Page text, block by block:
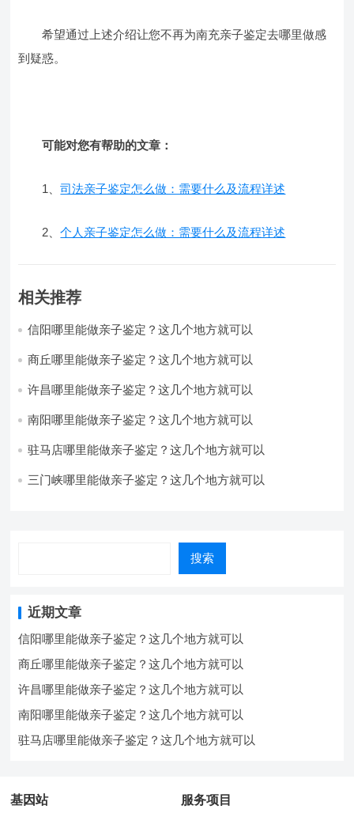
希望通过上述介绍让您不再为南充亲子鉴定去哪里做感
到疑惑。
可能对您有帮助的文章：
1、司法亲子鉴定怎么做：需要什么及流程详述
2、个人亲子鉴定怎么做：需要什么及流程详述
相关推荐
信阳哪里能做亲子鉴定？这几个地方就可以
商丘哪里能做亲子鉴定？这几个地方就可以
许昌哪里能做亲子鉴定？这几个地方就可以
南阳哪里能做亲子鉴定？这几个地方就可以
驻马店哪里能做亲子鉴定？这几个地方就可以
三门峡哪里能做亲子鉴定？这几个地方就可以
搜索
近期文章
信阳哪里能做亲子鉴定？这几个地方就可以
商丘哪里能做亲子鉴定？这几个地方就可以
许昌哪里能做亲子鉴定？这几个地方就可以
南阳哪里能做亲子鉴定？这几个地方就可以
驻马店哪里能做亲子鉴定？这几个地方就可以
基因站 服务项目